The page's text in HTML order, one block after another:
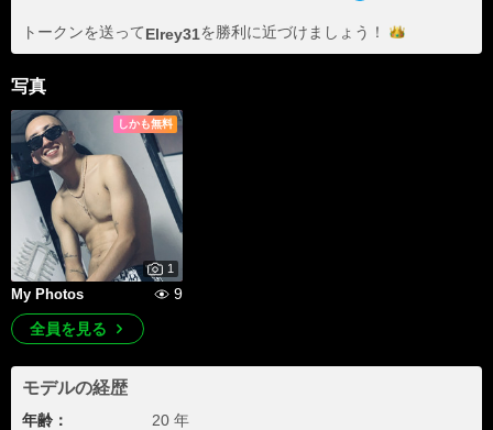
トークンを送ってElrey31を勝利に近づけま しょう！
写真
しかも無料
1
My Photos
9
全員を見る
モデルの経歴
年齢： 20 年